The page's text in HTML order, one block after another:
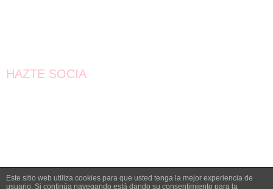
HAZTE SOCIA
Este sitio web utiliza cookies para que usted tenga la mejor experiencia de
usuario. Si continúa navegando está dando su consentimiento para la